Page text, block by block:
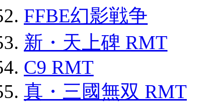
FFBE幻影戦争
新・天上碑 RMT
C9 RMT
真・三國無双 RMT